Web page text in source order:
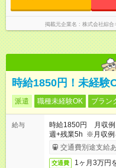
掲載元企業名 株式会社綜
時給1850円！未経験
派遣 職種未経験OK ブラン
給与
時給1850円 月収例
週+残業5h ※月収例
取りサービス利用可
交通費別途支給
交通費 1ヶ月3万円